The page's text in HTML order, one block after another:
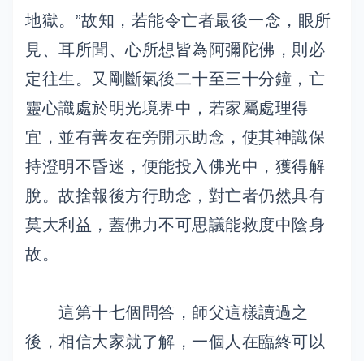
地獄。”故知，若能令亡者最後一念，眼所
見、耳所聞、心所想皆為阿彌陀佛，則必
定往生。又剛斷氣後二十至三十分鐘，亡
靈心識處於明光境界中，若家屬處理得
宜，並有善友在旁開示助念，使其神識保
持澄明不昏迷，便能投入佛光中，獲得解
脫。故捨報後方行助念，對亡者仍然具有
莫大利益，蓋佛力不可思議能救度中陰身
故。
這第十七個問答，師父這樣讀過之
後，相信大家就了解，一個人在臨終可以